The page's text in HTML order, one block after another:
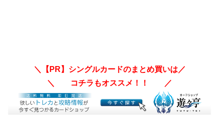
＼【PR】シングルカードのまとめ買いは／
＼ コチラもオススメ！！ ／